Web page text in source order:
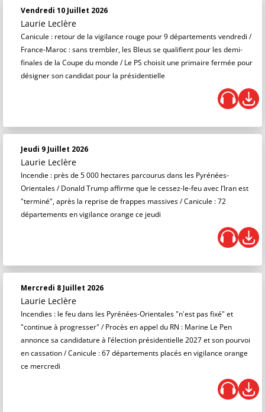
Vendredi 10 Juillet 2026
Laurie Leclère
Canicule : retour de la vigilance rouge pour 9 départements vendredi /
France-Maroc : sans trembler, les Bleus se qualifient pour les demi-
finales de la Coupe du monde / Le PS choisit une primaire fermée pour
désigner son candidat pour la présidentielle
Jeudi 9 Juillet 2026
Laurie Leclère
Incendie : près de 5 000 hectares parcourus dans les Pyrénées-
Orientales / Donald Trump affirme que le cessez-le-feu avec l’Iran est
"terminé", après la reprise de frappes massives / Canicule : 72
départements en vigilance orange ce jeudi
Mercredi 8 Juillet 2026
Laurie Leclère
Incendies : le feu dans les Pyrénées-Orientales "n'est pas fixé" et
"continue à progresser" / Procès en appel du RN : Marine Le Pen
annonce sa candidature à l’élection présidentielle 2027 et son pourvoi
en cassation / Canicule : 67 départements placés en vigilance orange
ce mercredi